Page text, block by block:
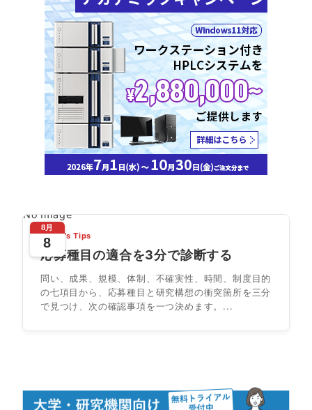
No Image
8月
8
Today's Tips
応募種目の適合を3分で診断する
問い、成果、規模、体制、不確実性、時間、制度目的
の七項目から、応募種目と研究構想の衝突箇所を三分
で見つけ、次の確認事項を一つ決めます。...